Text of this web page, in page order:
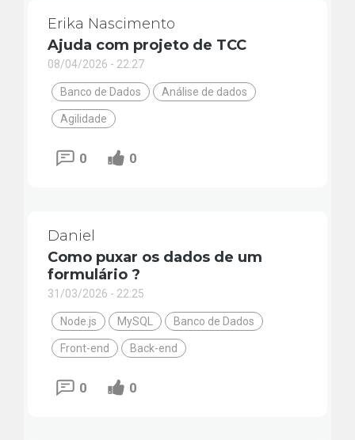
Erika Nascimento
Ajuda com projeto de TCC
08/04/2026 - 22:27
Banco de Dados Análise de dados
Agilidade
0 0
Daniel
Como puxar os dados de um
formulário ?
31/03/2026 - 22:25
Node.js MySQL Banco de Dados
Front-end Back-end
0 0